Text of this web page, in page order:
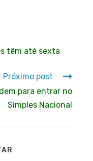
têm até sexta
Próximo post
para entrar no
Simples Nacional